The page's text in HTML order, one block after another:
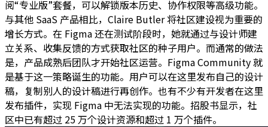
阅“专业版”套餐，可以解锁版本历史、协作权限等高级功能。
与其他 SaaS 产品相比，Claire Butler 将社区建设视为重要的
增长方式。在 Figma 还在测试阶段时，她就通过与设计师建
立关系、收集反馈的方式获取社区的种子用户。而通常的做法
是，产品成熟后团队才开始社区运营。Figma Community 就
是基于这一策略诞生的功能。用户可以在这里发布自己的设计
稿，复制别人的设计稿进行再创作。也有不少有开发者在这里
发布插件，实现 Figma 中无法实现的功能。招股书显示，社
区中已有超过 25 万个设计资源和超过 1 万个插件。